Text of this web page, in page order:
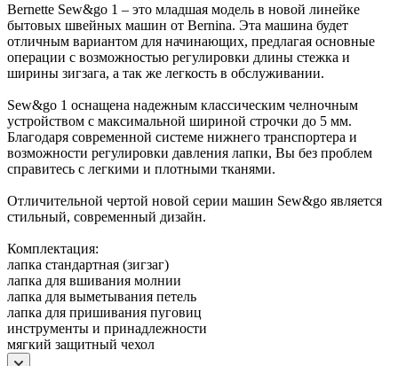
Bernette Sew&go 1 – это младшая модель в новой линейке
бытовых швейных машин от Bernina. Эта машина будет
отличным вариантом для начинающих, предлагая основные
операции с возможностью регулировки длины стежка и
ширины зигзага, а так же легкость в обслуживании.
Sew&go 1 оснащена надежным классическим челночным
устройством с максимальной шириной строчки до 5 мм.
Благодаря современной системе нижнего транспортера и
возможности регулировки давления лапки, Вы без проблем
справитесь с легкими и плотными тканями.
Отличительной чертой новой серии машин Sew&go является
стильный, современный дизайн.
Комплектация:
лапка стандартная (зигзаг)
лапка для вшивания молнии
лапка для выметывания петель
лапка для пришивания пуговиц
инструменты и принадлежности
мягкий защитный чехол